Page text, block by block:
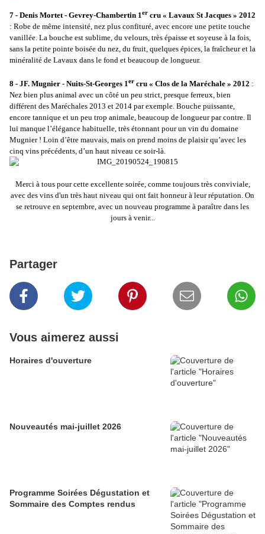
7 - Denis Mortet - Gevrey-Chambertin 1er cru « Lavaux St Jacques » 2012
: Robe de même intensité, nez plus confituré, avec encore une petite touche
vanillée. La bouche est sublime, du velours, très épaisse et soyeuse à la fois,
sans la petite pointe boisée du nez, du fruit, quelques épices, la fraîcheur et la
minéralité de Lavaux dans le fond et beaucoup de longueur.
8 - JF. Mugnier - Nuits-St-Georges 1er cru « Clos de la Maréchale » 2012 :
Nez bien plus animal avec un côté un peu strict, presque ferreux, bien
différent des Maréchales 2013 et 2014 par exemple. Bouche puissante,
encore tannique et un peu trop animale, beaucoup de longueur par contre. Il
lui manque l’élégance habituelle, très étonnant pour un vin du domaine
Mugnier ! Loin d’être mauvais, mais on prend moins de plaisir qu’avec les
cinq vins précédents, d’un haut niveau ce soir-là.
Merci à tous pour cette excellente soirée, comme toujours très conviviale,
avec des vins d'un très haut niveau qui ont fait honneur à leur réputation. On
se retrouve en septembre, avec un nouveau programme à paraître dans les
jours à venir...
Partager
Vous aimerez aussi
Horaires d'ouverture
Nouveautés mai-juillet 2026
Programme Soirées Dégustation et
Sommaire des Comptes rendus